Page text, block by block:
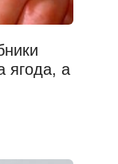
ягода, а